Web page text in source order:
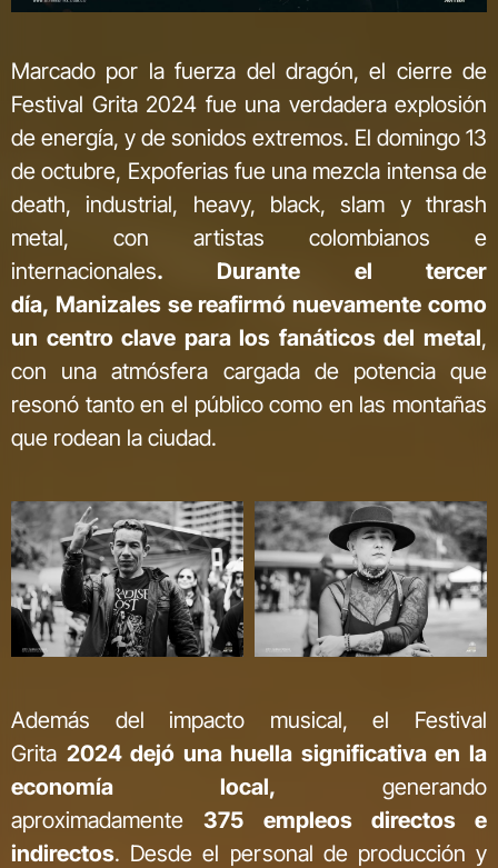
Marcado por la fuerza del dragón, el cierre de
Festival Grita 2024 fue una verdadera explosión
de energía, y de sonidos extremos. El domingo 13
de octubre, Expoferias fue una mezcla intensa de
death, industrial, heavy, black, slam y thrash
metal, con artistas colombianos e
internacionales. Durante el tercer
día, Manizales se reafirmó nuevamente como
un centro clave para los fanáticos del metal,
con una atmósfera cargada de potencia que
resonó tanto en el público como en las montañas
que rodean la ciudad.
Además del impacto musical, el Festival
Grita 2024 dejó una huella significativa en la
economía local, generando
aproximadamente375 empleos directos e
indirectos. Desde el personal de producción y